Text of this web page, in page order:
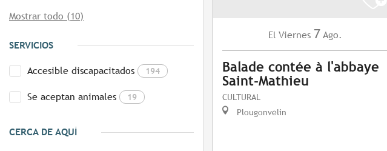
Mostrar todo (10)
SERVICIOS
Accesible discapacitados 194
Se aceptan animales 19
CERCA DE AQUÍ
El Viernes 7 Ago.
Balade contée à l'abbaye
Saint-Mathieu
CULTURAL
Plougonvelin